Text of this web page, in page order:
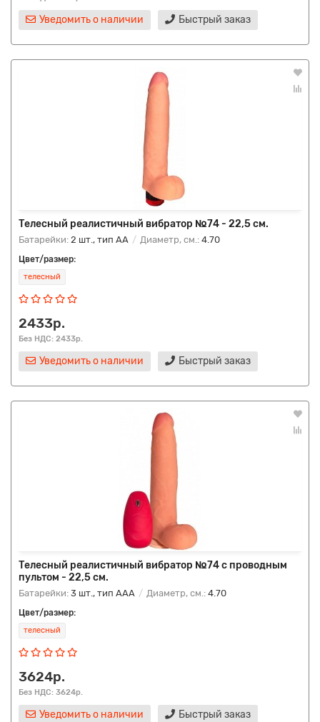
Уведомить о наличии Быстрый заказ
Телесный реалистичный вибратор №74 - 22,5 см.
Батарейки: 2 шт., тип AA Диаметр, см.: 4.70
Цвет/размер:
телесный
2433р.
Без НДС: 2433р.
Уведомить о наличии Быстрый заказ
Телесный реалистичный вибратор №74 с проводным
пультом - 22,5 см.
Батарейки: 3 шт., тип AAA Диаметр, см.: 4.70
Цвет/размер:
телесный
3624р.
Без НДС: 3624р.
Уведомить о наличии Быстрый заказ